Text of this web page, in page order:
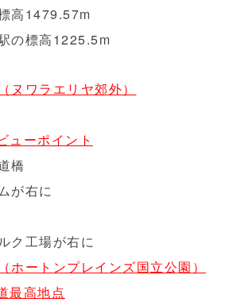
高1479.57m
の標高1225.5m
ヌワラエリヤ郊外）
ューポイント
橋
が右に
ク工場が右に
ホートンプレインズ国立公園）
最高地点